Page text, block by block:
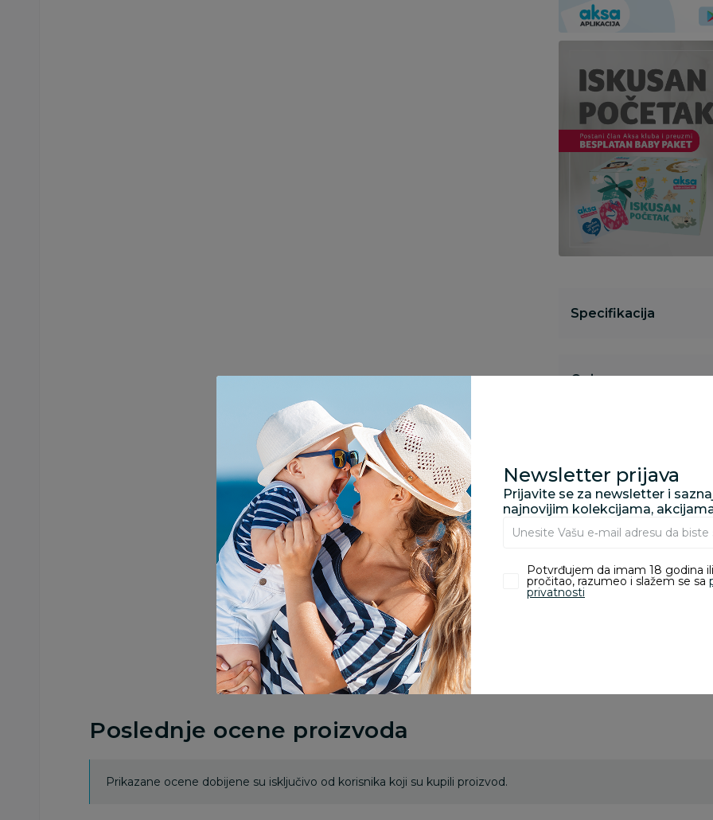
Specifikacija
Opis
Kupovina bez rizika:
odustajanje od
Poslednje ocene proizvoda
Prikazane ocene dobijene su isključivo od korisnika koji su kupili proizvod.
Newsletter prijava
Prijavite se za newsletter i
najnovijim kolekcijama,
Potvrđujem da imam 18 godina
pročitao, razumeo i slažem se sa
privatnosti